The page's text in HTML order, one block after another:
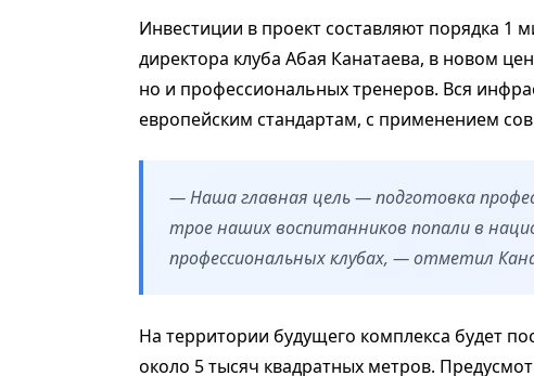
Инвестиции в проект составляют порядка 1
директора клуба Абая Канатаева, в новом
но и профессиональных тренеров. Вся
европейским стандартам, с применением
— Наша главная цель — подготовка
трое наших воспитанников попали в
профессиональных клубах, — отметил
На территории будущего комплекса будет
около 5 тысяч квадратных метров.